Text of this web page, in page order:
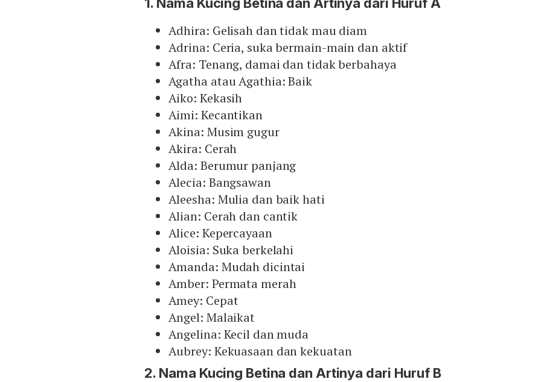
Adhira: Gelisah dan tidak mau diam
Adrina: Ceria, suka bermain-main dan aktif
Afra: Tenang, damai dan tidak berbahaya
Agatha atau Agathia: Baik
Aiko: Kekasih
Aimi: Kecantikan
Akina: Musim gugur
Akira: Cerah
Alda: Berumur panjang
Alecia: Bangsawan
Aleesha: Mulia dan baik hati
Alian: Cerah dan cantik
Alice: Kepercayaan
Aloisia: Suka berkelahi
Amanda: Mudah dicintai
Amber: Permata merah
Amey: Cepat
Angel: Malaikat
Angelina: Kecil dan muda
Aubrey: Kekuasaan dan kekuatan
2. Nama Kucing Betina dan Artinya dari Huruf B